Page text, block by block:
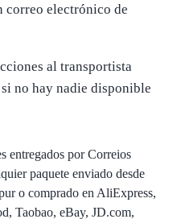
correo electrónico de
al transportista
no hay nadie disponible
entregados por Correios
paquete enviado desde
o comprado en AliExpress,
Taobao, eBay, JD.com,